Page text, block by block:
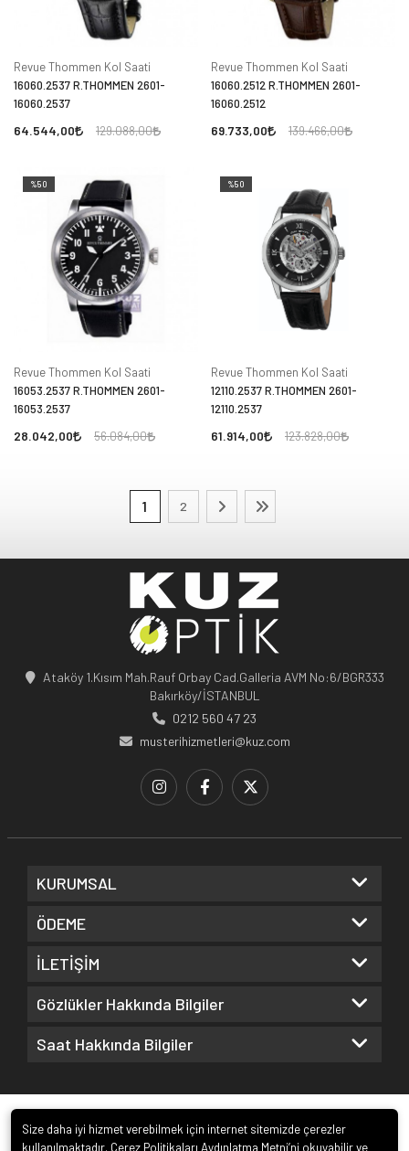
Revue Thommen Kol Saati
16060.2537 R.THOMMEN 2601-
16060.2537
64.544,00 129.088,00
Revue Thommen Kol Saati
16060.2512 R.THOMMEN 2601-
16060.2512
69.733,00 139.466,00
%50
Revue Thommen Kol Saati
16053.2537 R.THOMMEN 2601-
16053.2537
28.042,00 56.084,00
%50
Revue Thommen Kol Saati
12110.2537 R.THOMMEN 2601-
12110.2537
61.914,00 123.828,00
1 2
Ataköy 1.Kısım Mah.Rauf Orbay Cad.Galleria AVM No:6/BGR333
Bakırköy/İSTANBUL
0212 560 47 23
musterihizmetleri@kuz.com
KURUMSAL
ÖDEME
İLETİŞİM
Gözlükler Hakkında Bilgiler
Saat Hakkında Bilgiler
Size daha iyi hizmet verebilmek için internet sitemizde çerezler
kullanılmaktadır. Çerez Politikaları Aydınlatma Metni’ni okuyabilir ve